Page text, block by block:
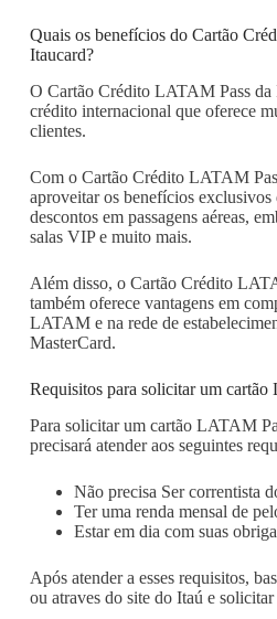
Quais os benefícios do Cartão
Itaucard?
O Cartão Crédito LATAM Pass da
crédito internacional que oferece
clientes.
Com o Cartão Crédito LATAM
aproveitar os benefícios
descontos em passagens aéreas,
salas VIP e muito mais.
Além disso, o Cartão Crédito
também oferece vantagens em
LATAM e na rede de
MasterCard.
Requisitos para solicitar um
Para solicitar um cartão LATAM
precisará atender aos seguintes
Não precisa Ser correntista
Ter uma renda mensal de
Estar em dia com suas
Após atender a esses requisitos,
ou atraves do site do Itaú e solicitar